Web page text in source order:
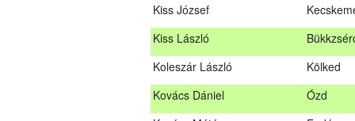
Kiss József
Kiss László
Koleszár László
Kölked
Kovács Dániel
Ózd
Király Endre
Baja
Kiss József
Kiss László
Bükkzsérc
Koleszár László
Kölked